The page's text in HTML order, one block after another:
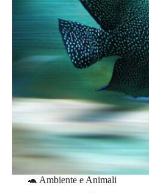
🐢 Ambiente e Animali